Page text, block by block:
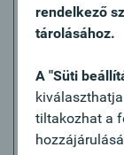
Már néhány
átutalásokat,
vagy törölheti
rendelkező
tárolásához.
A "Süti
tiltakozhat a